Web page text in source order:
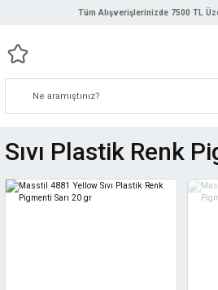
Tüm Alışverişlerinizde 7500 TL
Sıvı Plastik Renk